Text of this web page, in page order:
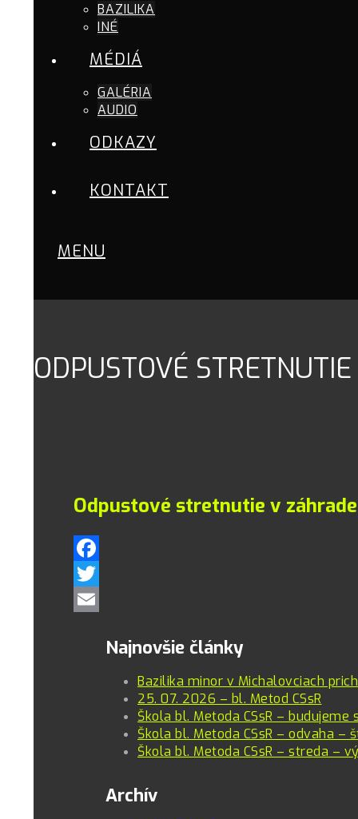
BAZILIKA
INÉ
MÉDIÁ
GALÉRIA
AUDIO
ODKAZY
KONTAKT
MENU
ODPUSTOVÉ
Odpustové stretnutie v záhrade
Facebook
Twitter
Najnovšie články
Bazilika minor v Michalovciach
25. 07. 2026 – bl. Metod CSsR
Škola bl. Metoda CSsR –
Škola bl. Metoda CSsR – odvaha –
Škola bl. Metoda CSsR – streda –
Archív